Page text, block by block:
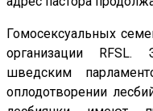
Гомосексуальных
организации RFSL.
шведским
оплодотворении